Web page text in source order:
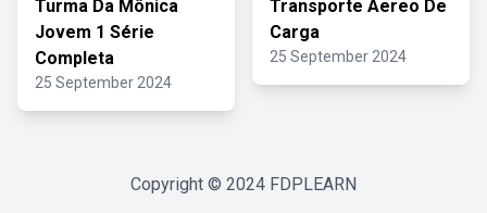
Turma Da Mônica
Jovem 1 Série
Completa
25 September 2024
Transporte Aereo De
Carga
25 September 2024
Copyright © 2024 FDPLEARN